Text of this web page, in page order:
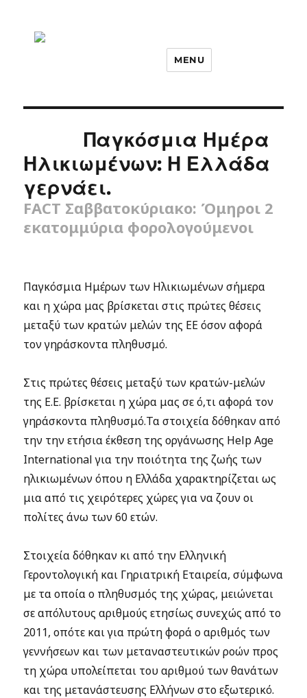
MENU
Παγκόσμια Ημέρα
Ηλικιωμένων: Η Ελλάδα
γερνάει.
FACT Σαββατοκύριακο: Όμηροι 2
εκατομμύρια φορολογούμενοι
Παγκόσμια Ημέρων των Ηλικιωμένων σήμερα
και η χώρα μας βρίσκεται στις πρώτες θέσεις
μεταξύ των κρατών μελών της ΕΕ όσον αφορά
τον γηράσκοντα πληθυσμό.
Στις πρώτες θέσεις μεταξύ των κρατών-μελών
της Ε.Ε. βρίσκεται η χώρα μας σε ό,τι αφορά τον
γηράσκοντα πληθυσμό.Τα στοιχεία δόθηκαν από
την την ετήσια έκθεση της οργάνωσης Help Age
International για την ποιότητα της ζωής των
ηλικιωμένων όπου η Ελλάδα χαρακτηρίζεται ως
μια από τις χειρότερες χώρες για να ζουν οι
πολίτες άνω των 60 ετών.
Στοιχεία δόθηκαν κι από την Ελληνική
Γεροντολογική και Γηριατρική Εταιρεία, σύμφωνα
με τα οποία ο πληθυσμός της χώρας, μειώνεται
σε απόλυτους αριθμούς ετησίως συνεχώς από το
2011, οπότε και για πρώτη φορά ο αριθμός των
γεννήσεων και των μεταναστευτικών ροών προς
τη χώρα υπολείπεται του αριθμού των θανάτων
και της μετανάστευσης Ελλήνων στο εξωτερικό.